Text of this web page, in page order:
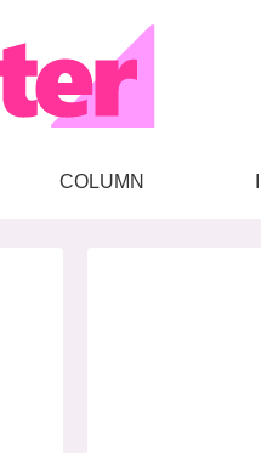
COLUMN